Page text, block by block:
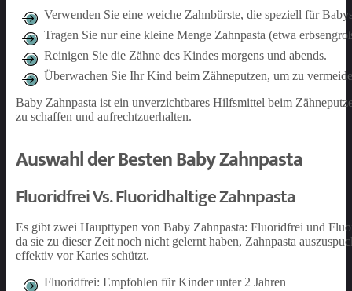
Verwenden Sie eine weiche Zahnbürste, die speziell für
Tragen Sie nur eine kleine Menge Zahnpasta (etwa
Reinigen Sie die Zähne des Kindes morgens und abends.
Überwachen Sie Ihr Kind beim Zähneputzen, um zu
Baby Zahnpasta ist ein unverzichtbares Hilfsmittel beim
zu schaffen und aufrechtzuerhalten.
Auswahl der Besten Baby Zahnpasta
Fluoridfrei Vs. Fluoridhaltige Zahnpasta
Es gibt zwei Haupttypen von Baby Zahnpasta: Fluoridfrei und
da sie zu dieser Zeit noch nicht gelernt haben, Zahnpasta
effektiv vor Karies schützt.
Fluoridfrei: Empfohlen für Kinder unter 2 Jahren